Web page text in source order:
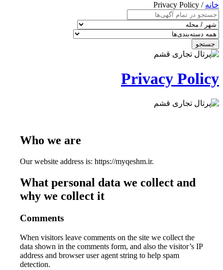
خانه / Privacy Policy
جستجو
Privacy Policy
Who we are
Our website address is: https://myqeshm.ir.
What personal data we collect and
why we collect it
Comments
When visitors leave comments on the site we collect the
data shown in the comments form, and also the visitor’s IP
address and browser user agent string to help spam
detection.